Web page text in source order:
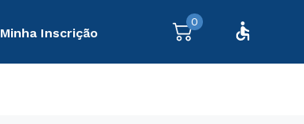
Minha Inscrição
0